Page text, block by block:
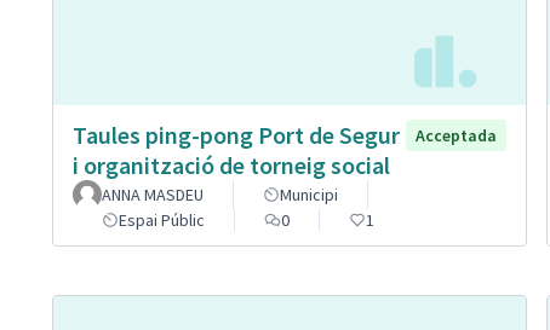
Taules ping-pong Port de Segur
i organització de torneig social
Acceptada
ANNA MASDEU
Municipi
Espai Públic
0 1